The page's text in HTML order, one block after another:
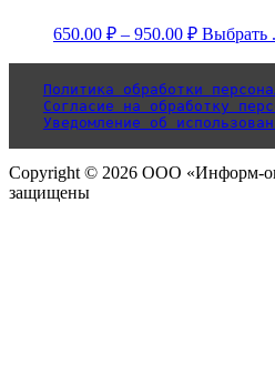
650.00 ₽ – 950.00 ₽ Выбрать
Политика обработки
Согласие на обработку
Уведомление об
Copyright © 2026 ООО «Информ-
защищены